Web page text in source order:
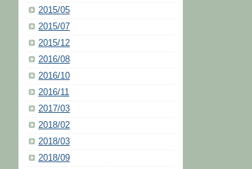
2015/05
2015/07
2015/12
2016/08
2016/10
2016/11
2017/03
2018/02
2018/03
2018/09